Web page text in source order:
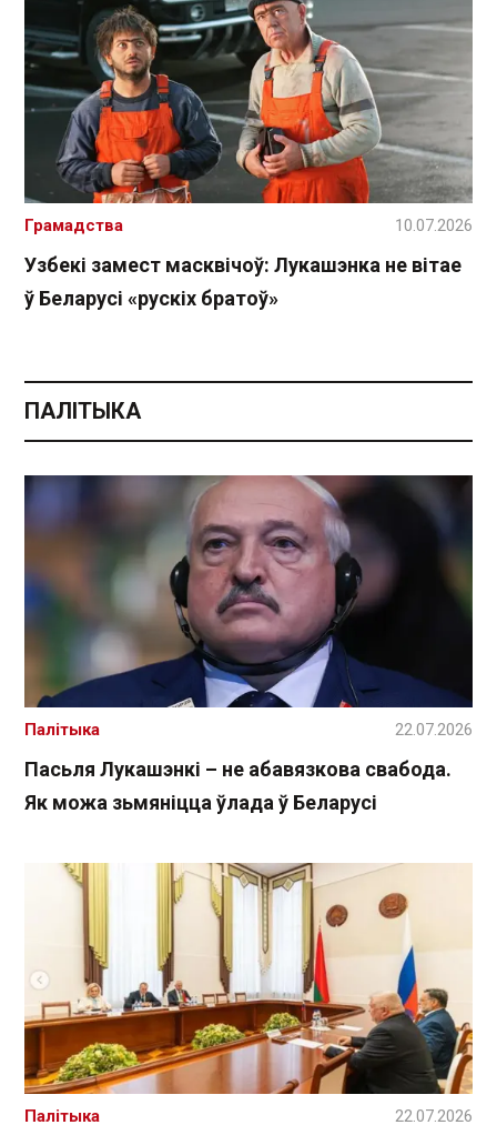
Узбекі замест масквічоў: Лукашэнка не вітае
ў Беларусі «рускіх братоў»
Грамадства 10.07.2026
ПАЛІТЫКА
Пасьля Лукашэнкі – не абавязкова свабода.
Як можа зьмяніцца ўлада ў Беларусі
Палітыка 22.07.2026
Палітыка 22.07.2026